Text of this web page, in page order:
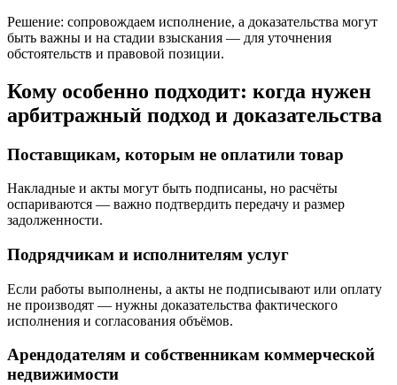
Решение: сопровождаем исполнение, а доказательства могут
быть важны и на стадии взыскания — для уточнения
обстоятельств и правовой позиции.
Кому особенно подходит: когда нужен
арбитражный подход и доказательства
Поставщикам, которым не оплатили товар
Накладные и акты могут быть подписаны, но расчёты
оспариваются — важно подтвердить передачу и размер
задолженности.
Подрядчикам и исполнителям услуг
Если работы выполнены, а акты не подписывают или оплату
не производят — нужны доказательства фактического
исполнения и согласования объёмов.
Арендодателям и собственникам коммерческой
недвижимости